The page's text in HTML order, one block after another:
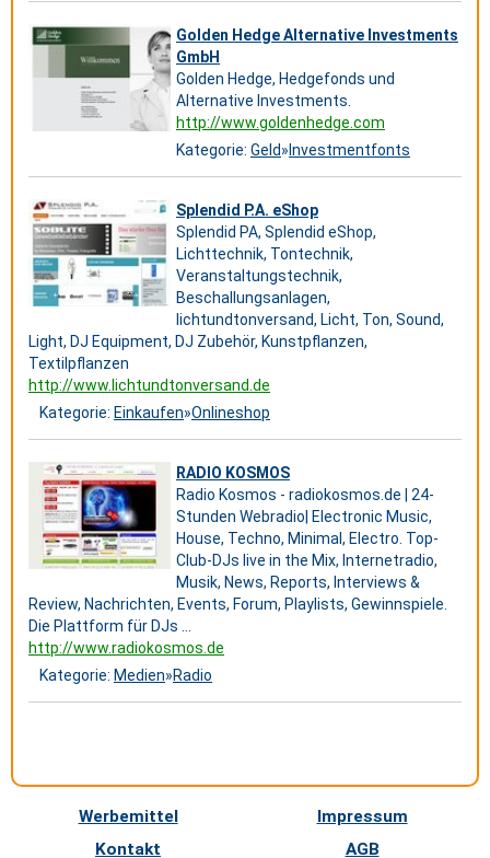
Golden Hedge Alternative Investments
GmbH
Golden Hedge, Hedgefonds und
Alternative Investments.
http://www.goldenhedge.com
Kategorie: Geld» Investmentfonts
Splendid P.A. eShop
Splendid PA, Splendid eShop,
Lichttechnik, Tontechnik,
Veranstaltungstechnik,
Beschallungsanlagen,
lichtundtonversand, Licht, Ton, Sound,
Light, DJ Equipment, DJ Zubehör, Kunstpflanzen,
Textilpflanzen
http://www.lichtundtonversand.de
Kategorie: Einkaufen»Onlineshop
RADIO KOSMOS
Radio Kosmos - radiokosmos.de | 24-
Stunden Webradio| Electronic Music,
House, Techno, Minimal, Electro. Top-
Club-DJs live in the Mix, Internetradio,
Musik, News, Reports, Interviews &
Review, Nachrichten, Events, Forum, Playlists, Gewinnspiele.
Die Plattform für DJs ...
http://www.radiokosmos.de
Kategorie: Medien»Radio
Werbemittel
Impressum
Kontakt
AGB